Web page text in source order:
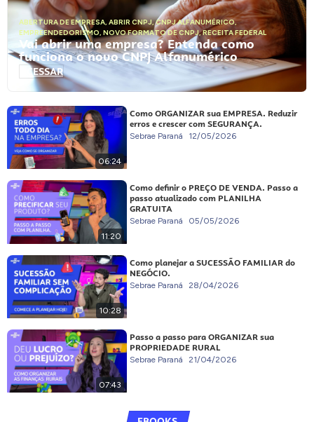
ABERTURA DE EMPRESA, ABRIR CNPJ,CNPJ ALFANUMÉRICO,
EMPREENDEDORISMO, NOVO FORMATO DE CNPJ,RECEITA FEDERAL
Vai abrir uma empresa? Entenda como
funciona o novo CNPJ Alfanumérico
ACESSAR
06:24
Como ORGANIZAR sua EMPRESA. Reduzir
erros e crescer com SEGURANÇA.
Sebrae Paraná 12/05/2026
11:20
Como definir o PREÇO DE VENDA. Passo a
passo atualizado com PLANILHA
GRATUITA
Sebrae Paraná 05/05/2026
10:28
Como planejar a SUCESSÃO FAMILIAR do
NEGÓCIO.
Sebrae Paraná 28/04/2026
07:43
Passo a passo para ORGANIZAR sua
PROPRIEDADE RURAL
Sebrae Paraná 21/04/2026